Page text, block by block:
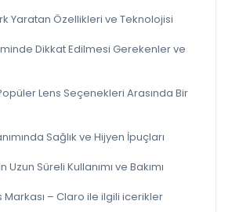
Yaratan Özellikleri ve Teknolojisi
Dikkat Edilmesi Gerekenler ve
Lens Seçenekleri Arasında Bir
Sağlık ve Hijyen İpuçları
Süreli Kullanımı ve Bakımı
Markası – Claro ile ilgili icerikler